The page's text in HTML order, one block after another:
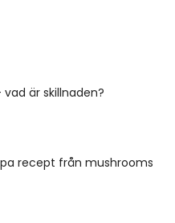
vad är skillnaden?
recept från mushrooms